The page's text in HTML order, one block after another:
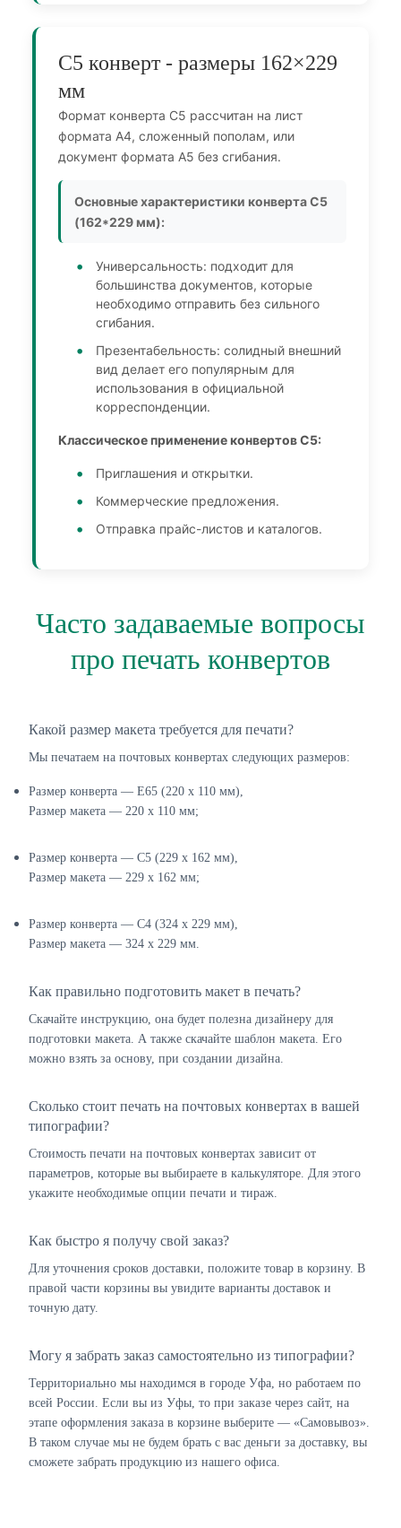
С5 конверт - размеры 162×229
мм
Формат конверта С5 рассчитан на лист
формата A4, сложенный пополам, или
документ формата A5 без сгибания.
Основные характеристики конверта С5
(162*229 мм):
Универсальность: подходит для
большинства документов, которые
необходимо отправить без сильного
сгибания.
Презентабельность: солидный внешний
вид делает его популярным для
использования в официальной
корреспонденции.
Классическое применение конвертов С5:
Приглашения и открытки.
Коммерческие предложения.
Отправка прайс-листов и каталогов.
Часто задаваемые вопросы
про печать конвертов
Какой размер макета требуется для печати?
Мы печатаем на почтовых конвертах следующих размеров:
Размер конверта — E65 (220 х 110 мм),
Размер макета — 220 х 110 мм;
Размер конверта — C5 (229 х 162 мм),
Размер макета — 229 х 162 мм;
Размер конверта — C4 (324 х 229 мм),
Размер макета — 324 х 229 мм.
Как правильно подготовить макет в печать?
Скачайте инструкцию, она будет полезна дизайнеру для
подготовки макета. А также скачайте шаблон макета. Его
можно взять за основу, при создании дизайна.
Сколько стоит печать на почтовых конвертах в вашей
типографии?
Стоимость печати на почтовых конвертах зависит от
параметров, которые вы выбираете в калькуляторе. Для этого
укажите необходимые опции печати и тираж.
Как быстро я получу свой заказ?
Для уточнения сроков доставки, положите товар в корзину. В
правой части корзины вы увидите варианты доставок и
точную дату.
Могу я забрать заказ самостоятельно из типографии?
Территориально мы находимся в городе Уфа, но работаем по
всей России. Если вы из Уфы, то при заказе через сайт, на
этапе оформления заказа в корзине выберите — «Самовывоз».
В таком случае мы не будем брать с вас деньги за доставку, вы
сможете забрать продукцию из нашего офиса.